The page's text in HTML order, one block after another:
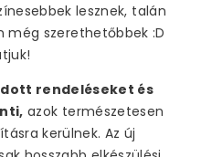
lesznek, talán
még szerethetőbbek :D
rendeléseket és
azok természetesen
kerülnek. Az új